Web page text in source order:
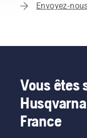
Envoyez-
Vous êtes
France